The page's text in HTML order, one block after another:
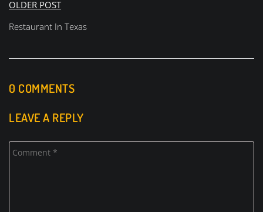
Beitragsnavigation
OLDER POST
Restaurant In Texas
0 COMMENTS
LEAVE A REPLY